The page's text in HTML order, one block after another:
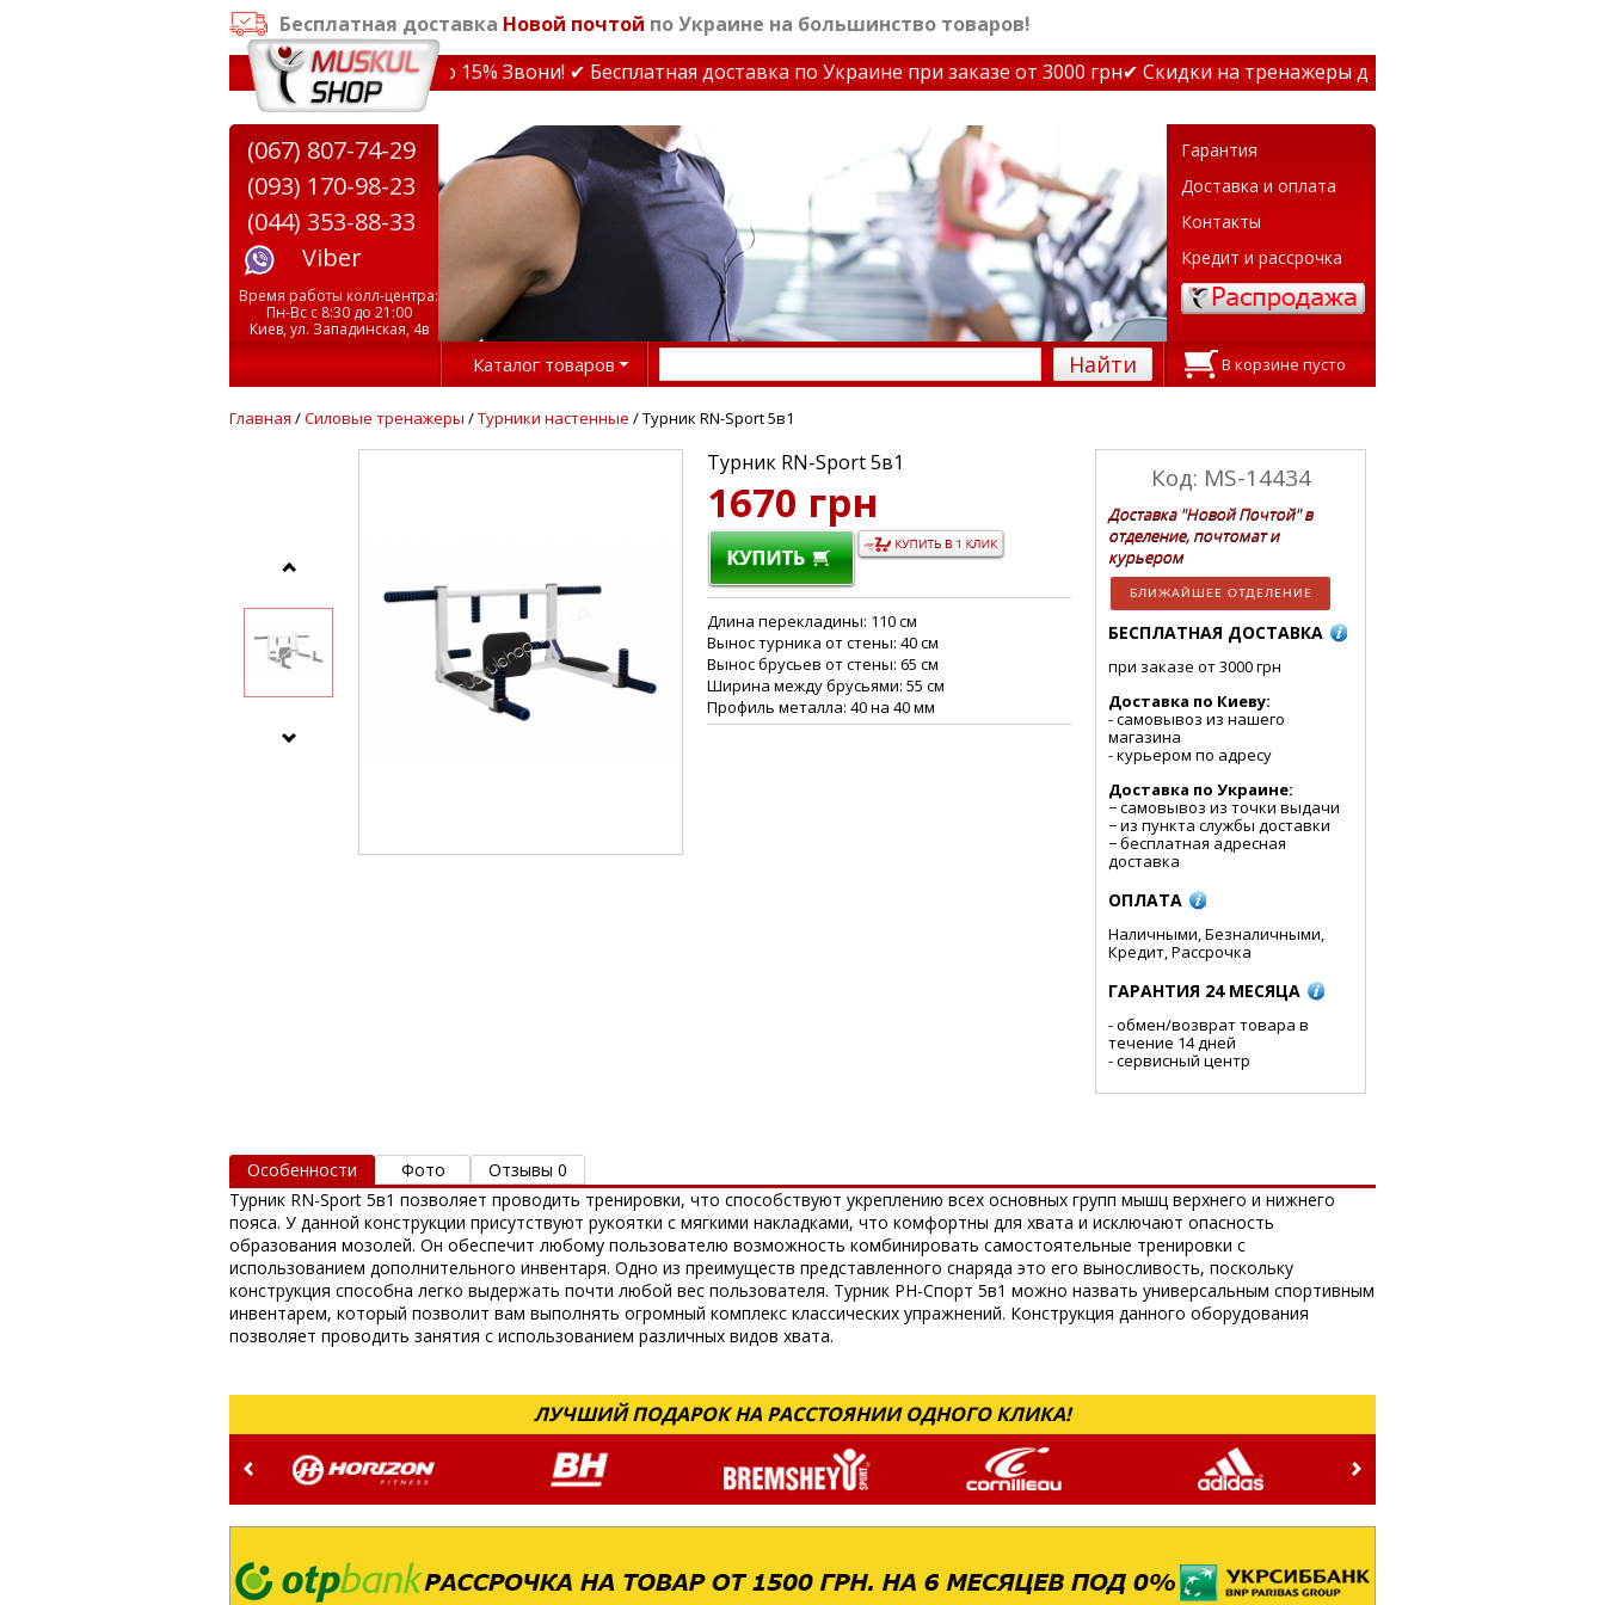
Бесплатная доставка Новой почтой по Украине на большинство товаров!
✔ Скидки на тренажеры до 15% Звони! ✔ Бесплатная доставка по Украине при заказе от 3000 грн✔ Скидки на тренажеры до 15% Звони! ✔ Бесплатная
Гарантия
Доставка и оплата
Контакты
Кредит и рассрочка
(067) 807-74-29
(093) 170-98-23
(044) 353-88-33
Viber
Время работы колл-центра:
Пн-Вс с 8:30 до 21:00
Киев, ул. Западинская, 4в
Каталог товаров Найти В корзине пусто
Главная /Силовые тренажеры /Турники настенные / Турник RN-Sport 5в1
Турник RN-Sport 5в1
1670 грн
Длина перекладины: 110 см
Вынос турника от стены: 40 см
Вынос брусьев от стены: 65 см
Ширина между брусьями: 55 см
Профиль металла: 40 на 40 мм
Код: MS-14434
Доставка "Новой Почтой" в
отделение, почтомат и
курьером
БЛИЖАЙШЕЕ ОТДЕЛЕНИЕ
БЕСПЛАТНАЯ ДОСТАВКА
при заказе от 3000 грн
Доставка по Киеву:
- cамовывоз из нашего
магазина
- курьером по адресу
Доставка по Украине:
− самовывоз из точки выдачи
− из пункта службы доставки
− бесплатная адресная
доставка
ОПЛАТА
Наличными, Безналичными,
Кредит, Рассрочка
ГАРАНТИЯ 24 МЕСЯЦА
- обмен/возврат товара в
течение 14 дней
- сервисный центр
Особенности Фото
Отзывы 0
Турник RN-Sport 5в1 позволяет проводить тренировки, что способствуют укреплению всех основных групп мышц верхнего и нижнего
пояса. У данной конструкции присутствуют рукоятки с мягкими накладками, что комфортны для хвата и исключают опасность
образования мозолей. Он обеспечит любому пользователю возможность комбинировать самостоятельные тренировки с
использованием дополнительного инвентаря. Одно из преимуществ представленного снаряда это его выносливость, поскольку
конструкция способна легко выдержать почти любой вес пользователя. Турник РН-Спорт 5в1 можно назвать универсальным спортивным
инвентарем, который позволит вам выполнять огромный комплекс классических упражнений. Конструкция данного оборудования
позволяет проводить занятия с использованием различных видов хвата.
ЛУЧШИЙ ПОДАРОК НА РАССТОЯНИИ ОДНОГО КЛИКА!